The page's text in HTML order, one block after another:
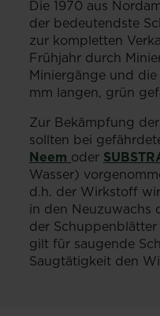
SUBSTRAL® Naturen® Schädlingsfrei Neem
Die 1970 aus
der bedeutendste
zur kompletten
Frühjahr durch
Miniergänge und
mm langen, grün
Zur Bekämpfung
sollten bei
Neem oder
Wasser)
d.h. der Wirkstoff
in den Neuzuwachs
der
gilt für saugende
Saugtätigkeit den